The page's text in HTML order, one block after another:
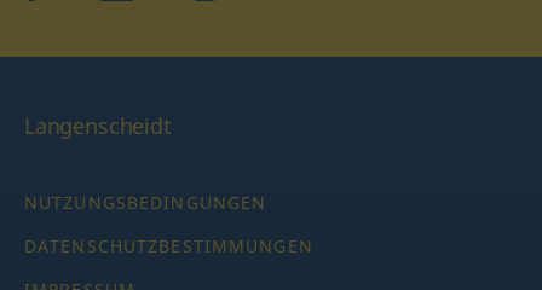
Langenscheidt
NUTZUNGSBEDINGUNGEN
DATENSCHUTZBESTIMMUNGEN